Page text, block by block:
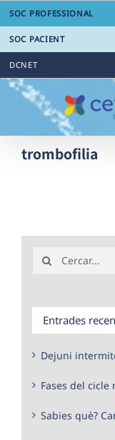
Skip
content
SOC PROFESSIONAL
SOC PACIENT
DCNET
trombofilia
for:
Entrades
Dejuni
Fases del
Sabies què?